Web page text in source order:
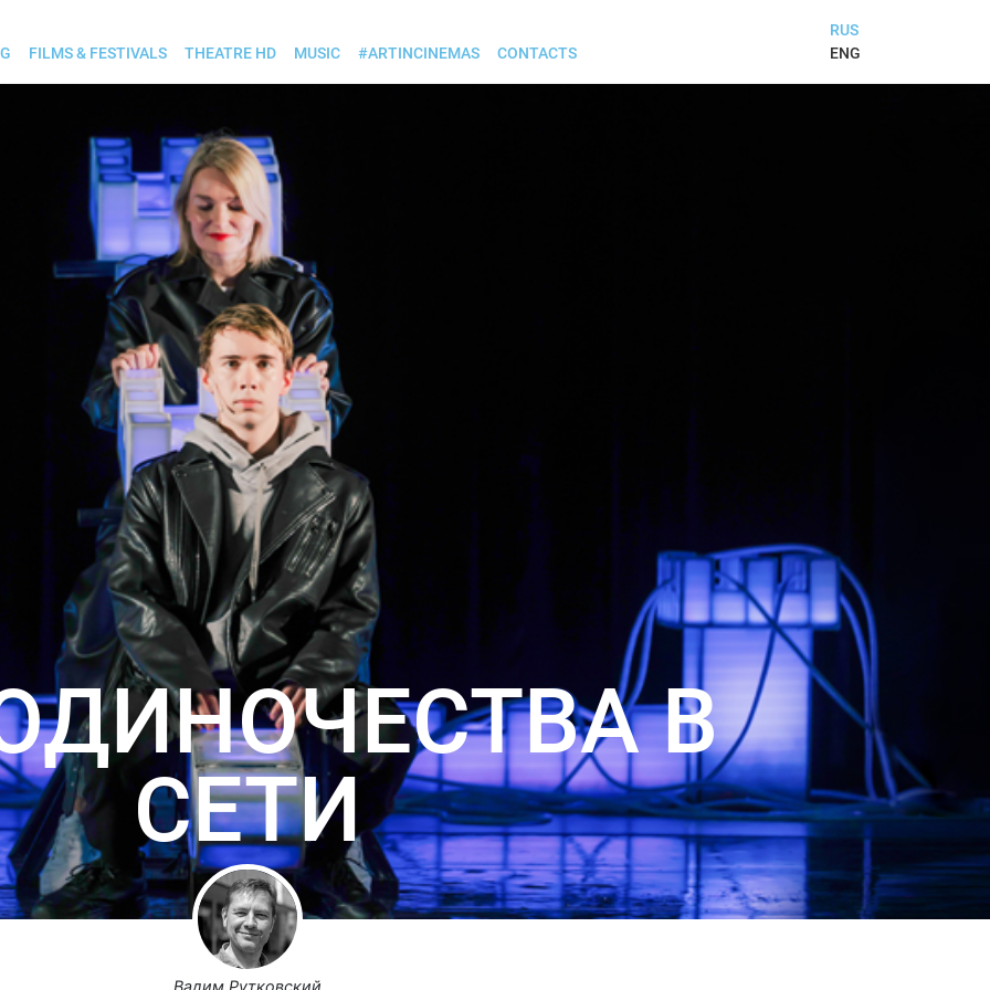
FILMS & FESTIVALS THEATRE HD MUSIC #ARTINCINEMAS CONTACTS
RUS
ENG
В
СЕТИ
Вадим Рутковский